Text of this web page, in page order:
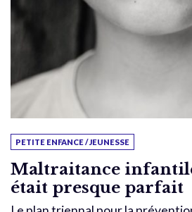
PETITE ENFANCE / JEUNESSE
Maltraitance
était presque parfait